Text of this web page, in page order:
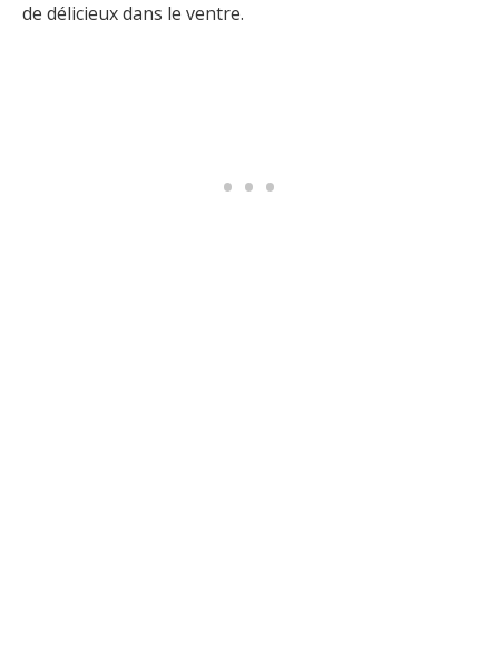
de délicieux dans le ventre.